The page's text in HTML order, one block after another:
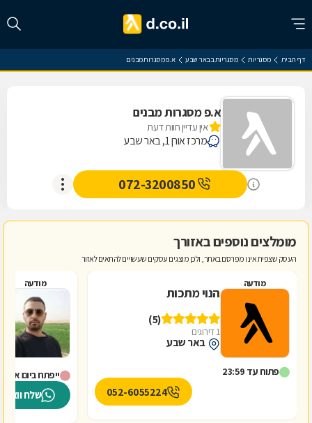
דף הבית מסגריות מסגריות בבאר שבע א.פ מסגרות מבנים
א.פ מסגרות מבנים
אין עדיין חוות דעת
מרכז אורן 1, באר שבע
072-3200850
מומלצים נוספים באזורך
העסק שצפית אינו מפרסם באתר, ולכן מוצגים עסקים שעשויים להתאים לאזור
מודעה
הנוי מתכות
(5)
1 דירוגים
באר שבע
פתוח עד 23:59
052-6055224
מודעה
ייפתח ביום א' ב-8:00
שלח